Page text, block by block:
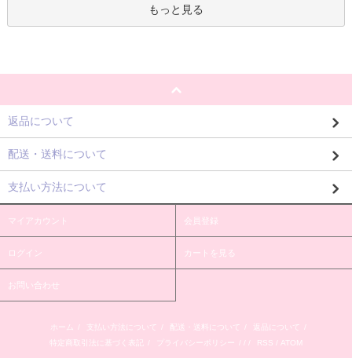
もっと見る
返品について
配送・送料について
支払い方法について
マイアカウント 会員登録
ログイン カートを見る
お問い合わせ
ホーム / 支払い方法について / 配送・送料について / 返品について
/
特定商取引法に基づく表記
/ プライバシーポリシー / / / RSS / ATOM